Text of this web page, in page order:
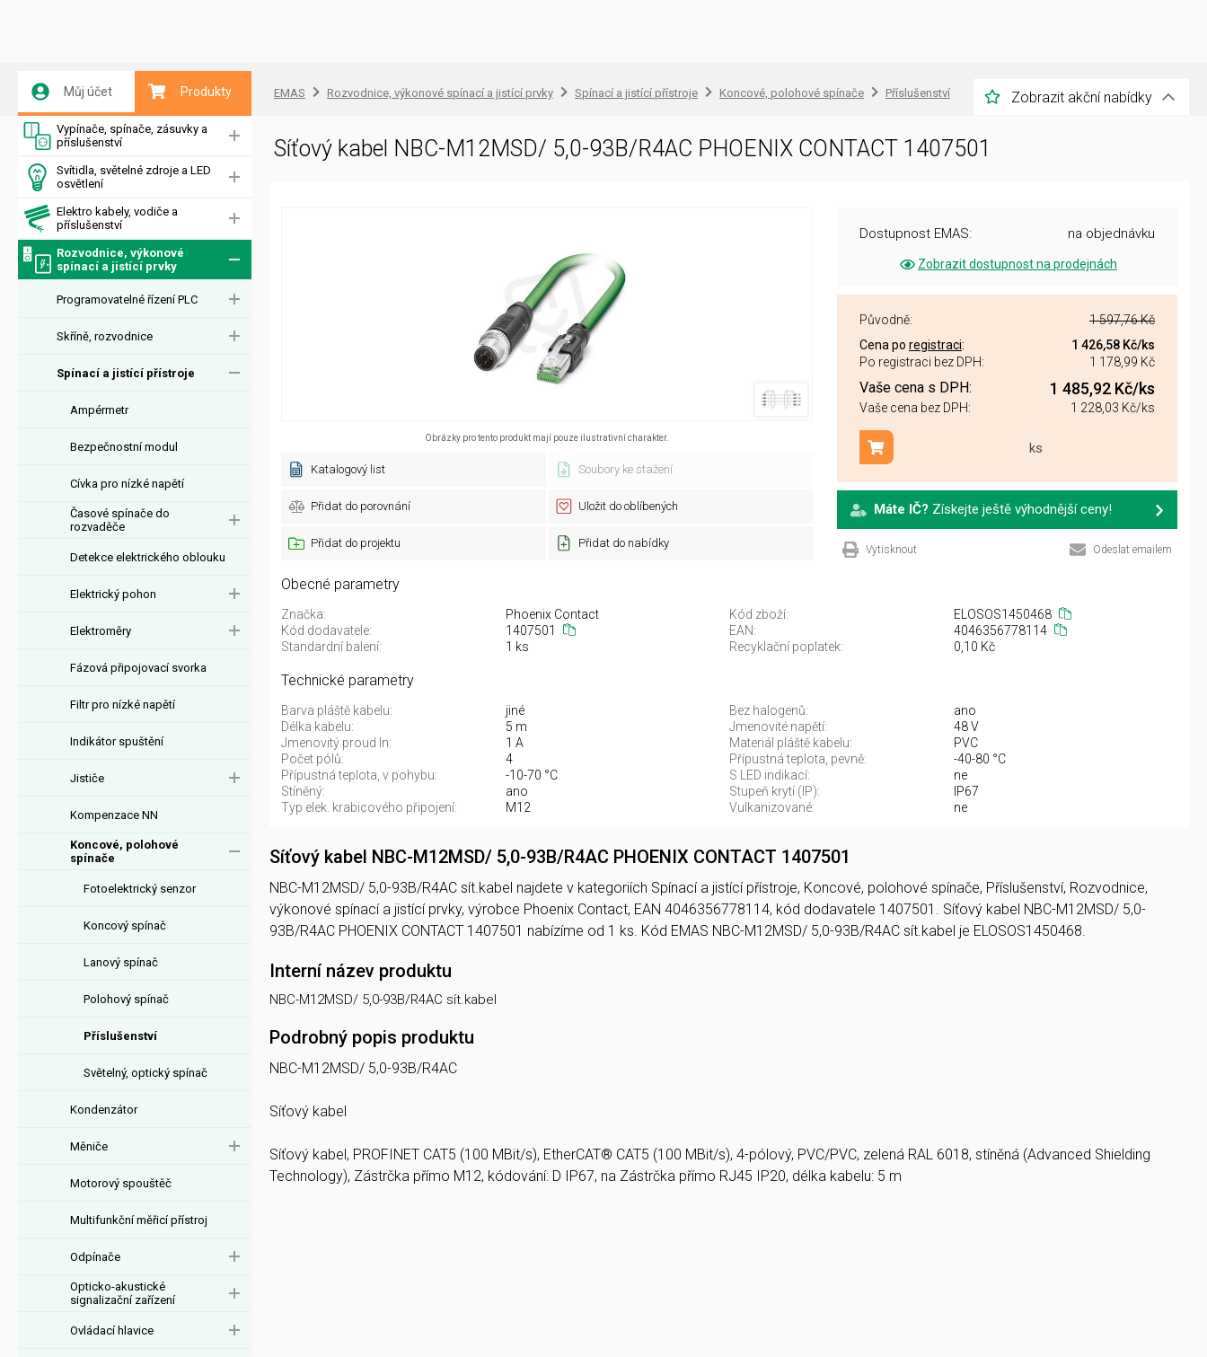
Můj účet Produkty
Vypínače, spínače, zásuvky a
příslušenství
Svítidla, světelné zdroje a LED
osvětlení
Elektro kabely, vodiče a
příslušenství
Rozvodnice, výkonové
spínací a jistící prvky
Programovatelné řízení PLC
Skříně, rozvodnice
Spínací a jistící přístroje
Ampérmetr
Bezpečnostní modul
Cívka pro nízké napětí
Časové spínače do
rozvaděče
Detekce elektrického oblouku
Elektrický pohon
Elektroměry
Fázová připojovací svorka
Filtr pro nízké napětí
Indikátor spuštění
Jističe
Kompenzace NN
Koncové, polohové
spínače
Fotoelektrický senzor
Koncový spínač
Lanový spínač
Polohový spínač
Příslušenství
Světelný, optický spínač
Kondenzátor
Měniče
Motorový spouštěč
Multifunkční měřicí přístroj
Odpínače
Opticko-akustické
signalizační zařízení
Ovládací hlavice
EMAS Rozvodnice, výkonové spínací a jistící prvky Spínací a jistící přístroje Koncové, polohové spínače Příslušenství Zobrazit akční nabídky
Síťový kabel NBC-M12MSD/ 5,0-93B/R4AC PHOENIX CONTACT 1407501
Obrázky pro tento produkt mají pouze ilustrativní charakter.
Katalogový list Soubory ke stažení
Přidat do porovnání Uložit do oblíbených
Přidat do projektu Přidat do nabídky
Dostupnost EMAS: na objednávku
Zobrazit dostupnost na prodejnách
Původně:
1 597,76 Kč
Cena po registraci: 1 426,58 Kč/ks
Po registraci bez DPH:
1 178,99 Kč
Vaše cena s DPH: 1 485,92 Kč/ks
Vaše cena bez DPH: 1 228,03 Kč/ks
ks
Přidat do košíku
Máte IČ? Získejte ještě výhodnější ceny!
Vytisknout Odeslat emailem
Obecné parametry
Značka: Phoenix Contact Kód zboží:
ELOSOS1450468
Kód dodavatele:
1407501 EAN:
4046356778114
Standardní balení:
1 ks Recyklační poplatek: 0,10 Kč
Technické parametry
Barva pláště kabelu: jiné Bez halogenů:
ano
Délka kabelu:
5 m Jmenovité napětí:
48 V
Jmenovitý proud In:
1 A Materiál pláště kabelu:
PVC
Počet pólů:
4 Přípustná teplota, pevně:
-40-80 °C
Přípustná teplota, v pohybu:
-10-70 °C S LED indikací:
ne
Stíněný:
ano Stupeň krytí (IP):
IP67
Typ elek. krabicového připojení:
M12 Vulkanizované: ne
Síťový kabel NBC-M12MSD/ 5,0-93B/R4AC PHOENIX CONTACT 1407501
NBC-M12MSD/ 5,0-93B/R4AC sít.kabel najdete v kategoriích Spínací a jistící přístroje, Koncové, polohové spínače, Příslušenství, Rozvodnice,
výkonové spínací a jistící prvky, výrobce Phoenix Contact, EAN 4046356778114, kód dodavatele 1407501. Síťový kabel NBC-M12MSD/ 5,0-
93B/R4AC PHOENIX CONTACT 1407501 nabízíme od 1 ks. Kód EMAS NBC-M12MSD/ 5,0-93B/R4AC sít.kabel je ELOSOS1450468.
Interní název produktu
NBC-M12MSD/ 5,0-93B/R4AC sít.kabel
Podrobný popis produktu
NBC-M12MSD/ 5,0-93B/R4AC
Síťový kabel
Síťový kabel, PROFINET CAT5 (100 MBit/s), EtherCAT® CAT5 (100 MBit/s), 4-pólový, PVC/PVC, zelená RAL 6018, stíněná (Advanced Shielding
Technology), Zástrčka přímo M12, kódování: D IP67, na Zástrčka přímo RJ45 IP20, délka kabelu: 5 m